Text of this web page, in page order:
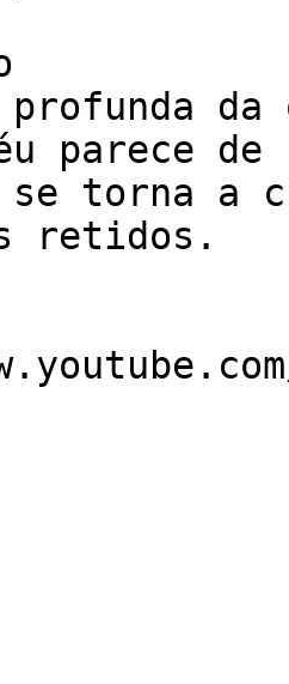
profunda
parece
torna a
retidos.